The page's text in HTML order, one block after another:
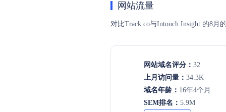
网站流量
对比Track.co与Intouch Insight 的8
网站域名评分： 32
上月访问量： 34.3K
域名年龄： 16年4个月
SEM排名： 5.9M